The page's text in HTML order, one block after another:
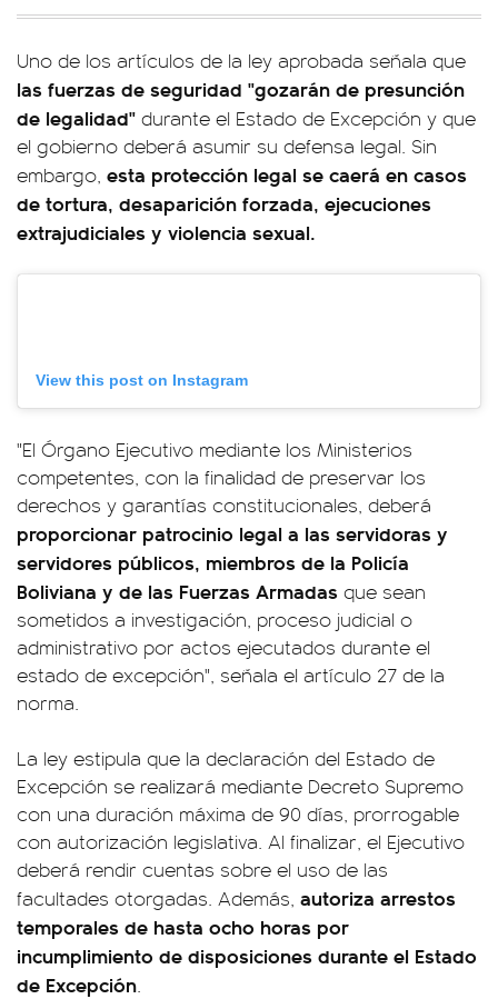
Uno de los artículos de la ley aprobada señala que
las fuerzas de seguridad "gozarán de presunción
de legalidad" durante el Estado de Excepción y que
el gobierno deberá asumir su defensa legal. Sin
embargo, esta protección legal se caerá en casos
de tortura, desaparición forzada, ejecuciones
extrajudiciales y violencia sexual.
View this post on Instagram
"El Órgano Ejecutivo mediante los Ministerios
competentes, con la finalidad de preservar los
derechos y garantías constitucionales, deberá
proporcionar patrocinio legal a las servidoras y
servidores públicos, miembros de la Policía
Boliviana y de las Fuerzas Armadas que sean
sometidos a investigación, proceso judicial o
administrativo por actos ejecutados durante el
estado de excepción", señala el artículo 27 de la
norma.
La ley estipula que la declaración del Estado de
Excepción se realizará mediante Decreto Supremo
con una duración máxima de 90 días, prorrogable
con autorización legislativa. Al finalizar, el Ejecutivo
deberá rendir cuentas sobre el uso de las
facultades otorgadas. Además, autoriza arrestos
temporales de hasta ocho horas por
incumplimiento de disposiciones durante el Estado
de Excepción.